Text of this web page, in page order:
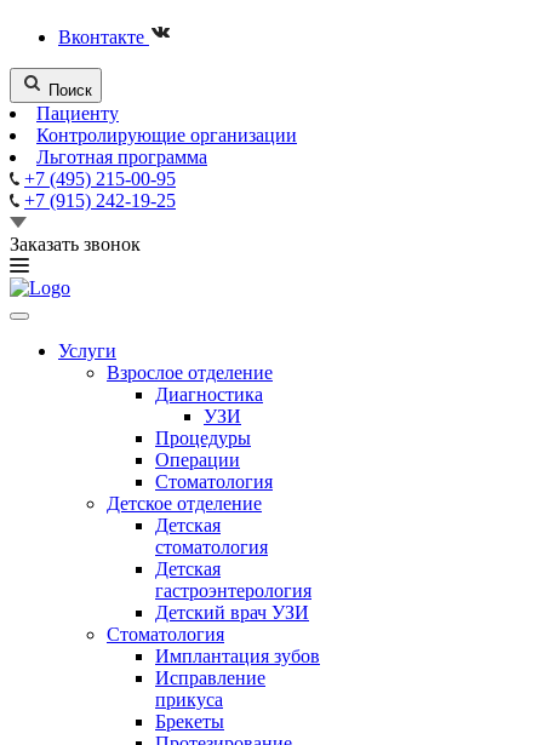
Вконтакте
Поиск
Пациенту
Контролирующие организации
Льготная программа
+7 (495) 215-00-95
+7 (915) 242-19-25
Заказать звонок
Услуги
Взрослое отделение
Диагностика
УЗИ
Процедуры
Операции
Стоматология
Детское отделение
Детская
стоматология
Детская
гастроэнтерология
Детский врач УЗИ
Стоматология
Имплантация зубов
Исправление
прикуса
Брекеты